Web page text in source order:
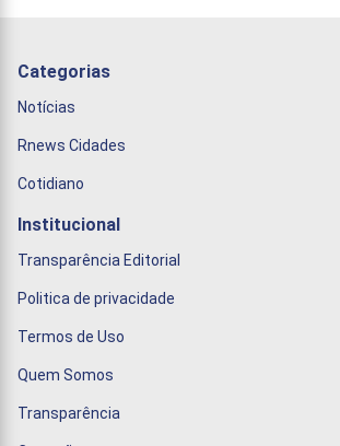
Categorias
Notícias
Rnews Cidades
Cotidiano
Institucional
Transparência Editorial
Politica de privacidade
Termos de Uso
Quem Somos
Transparência